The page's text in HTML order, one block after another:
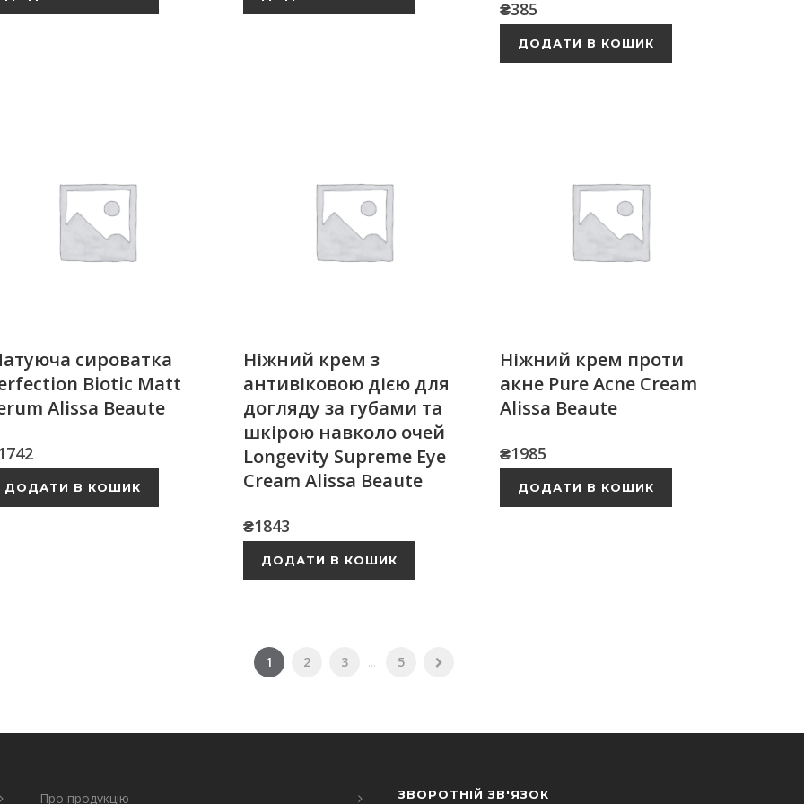
₴385
ДОДАТИ В КОШИК
сироватка
Biotic Matt
Alissa Beaute
ДОДАТИ В КОШИК
Ніжний крем з
антивіковою дією для
догляду за губами та
шкірою навколо очей
Longevity Supreme Eye
Cream Alissa Beaute
₴1843
ДОДАТИ В КОШИК
Ніжний крем проти
акне Pure Acne Cream
Alissa Beaute
₴1985
ДОДАТИ В КОШИК
1 2 3 ... 5
Про продукцію ЗВОРОТНІЙ ЗВ'ЯЗОК